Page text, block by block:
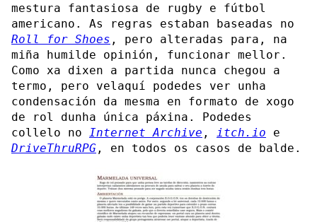
mestura fantasiosa de rugby e fútbol
americano. As regras estaban baseadas no
Roll for Shoes , pero alteradas para, na
miña humilde opinión, funcionar mellor.
Como xa dixen a partida nunca chegou a
termo, pero velaquí podedes ver unha
condensación da mesma en formato de xogo
de rol dunha única páxina. Podedes
collelo no Internet Archive , itch.io e
DriveThruRPG , en todos os casos de balde.